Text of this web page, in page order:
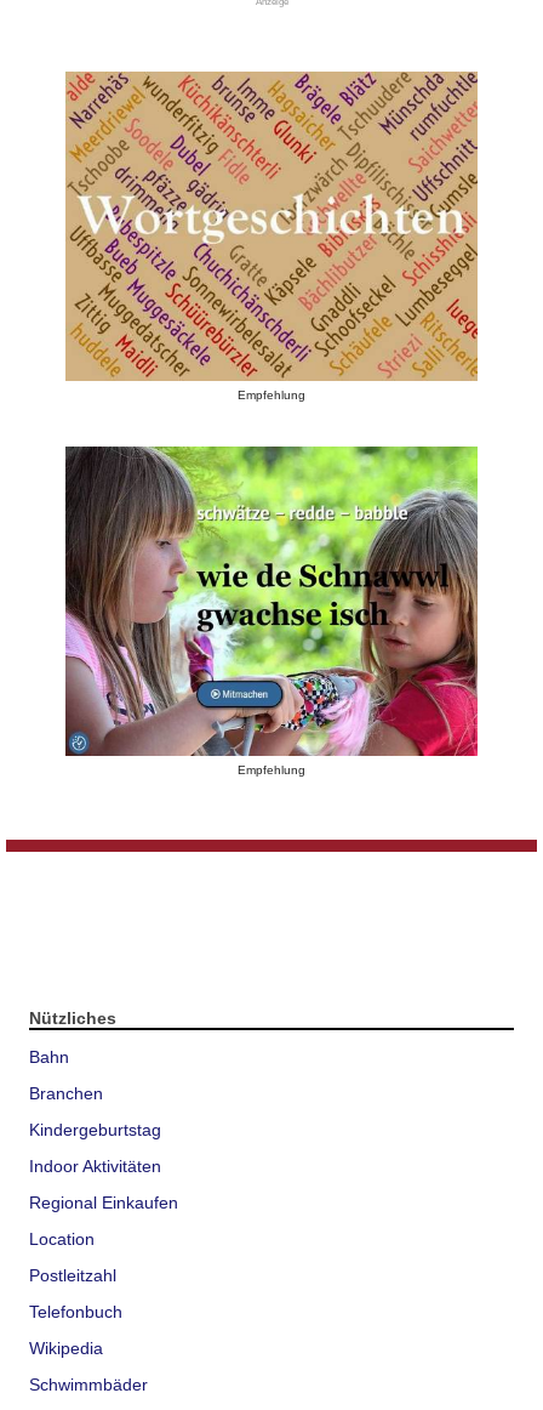
Empfehlung
Empfehlung
Nützliches
Bahn
Branchen
Kindergeburtstag
Indoor Aktivitäten
Regional Einkaufen
Location
Postleitzahl
Telefonbuch
Wikipedia
Schwimmbäder